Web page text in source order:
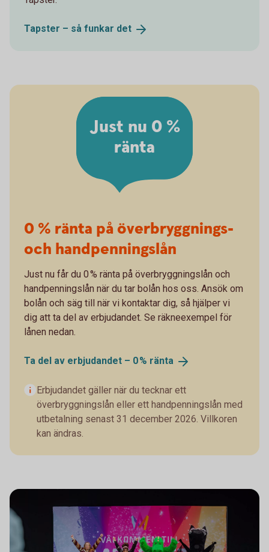
Tapster – så funkar det
Just nu 0 %
ränta
0 % ränta på överbryggnings-
och handpenningslån
Just nu får du 0 % ränta på överbryggningslån och
handpenningslån när du tar bolån hos oss. Ansök om
bolån och säg till när vi kontaktar dig, så hjälper vi
dig att ta del av erbjudandet. Se räkneexempel för
lånen nedan.
Ta del av erbjudandet – 0 % ränta
Erbjudandet gäller när du tecknar ett
överbryggningslån eller ett handpenningslån med
utbetalning senast 31 december 2026. Villkoren
kan ändras.